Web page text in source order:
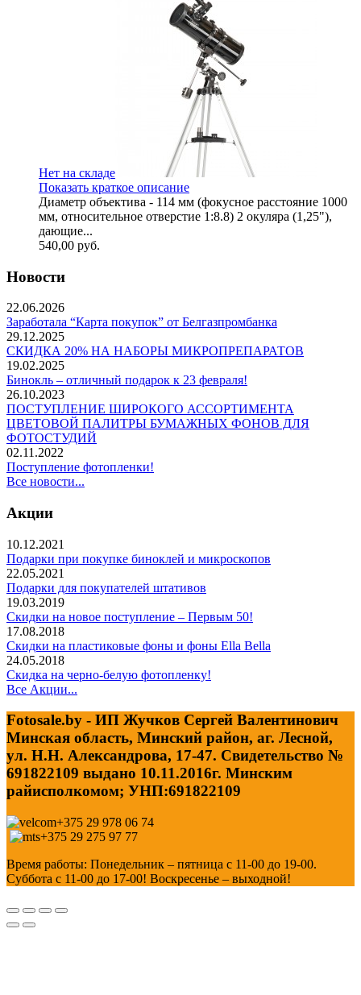
Нет на складе
Показать краткое описание
Диаметр объектива - 114 мм (фокусное расстояние 1000
мм, относительное отверстие 1:8.8) 2 окуляра (1,25"),
дающие...
540,00 руб.
Новости
22.06.2026
Заработала “Карта покупок” от Белгазпромбанка
29.12.2025
СКИДКА 20% НА НАБОРЫ МИКРОПРЕПАРАТОВ
19.02.2025
Бинокль – отличный подарок к 23 февраля!
26.10.2023
ПОСТУПЛЕНИЕ ШИРОКОГО АССОРТИМЕНТА
ЦВЕТОВОЙ ПАЛИТРЫ БУМАЖНЫХ ФОНОВ ДЛЯ
ФОТОСТУДИЙ
02.11.2022
Поступление фотопленки!
Все новости...
Акции
10.12.2021
Подарки при покупке биноклей и микроскопов
22.05.2021
Подарки для покупателей штативов
19.03.2019
Скидки на новое поступление – Первым 50!
17.08.2018
Скидки на пластиковые фоны и фоны Ella Bella
24.05.2018
Скидка на черно-белую фотопленку!
Все Акции...
Fotosale.by - ИП Жучков Сергей Валентинович
Минская область, Минский район, аг. Лесной,
ул. Н.Н. Александрова, 17-47. Свидетельство №
691822109 выдано 10.11.2016г. Минским
райисполкомом; УНП:691822109
+375 29 978 06 74
+375 29 275 97 77
Время работы: Понедельник – пятница с 11-00 до 19-00.
Суббота с 11-00 до 17-00! Воскресенье – выходной!